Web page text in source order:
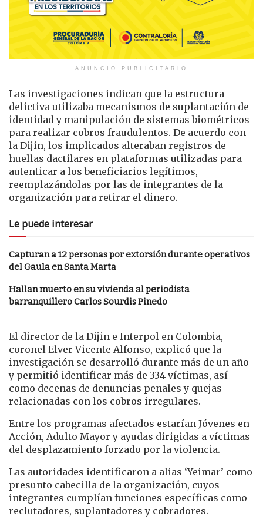
ANUNCIO PUBLICITARIO
Las investigaciones indican que la estructura
delictiva utilizaba mecanismos de suplantación de
identidad y manipulación de sistemas biométricos
para realizar cobros fraudulentos. De acuerdo con
la Dijin, los implicados alteraban registros de
huellas dactilares en plataformas utilizadas para
autenticar a los beneficiarios legítimos,
reemplazándolas por las de integrantes de la
organización para retirar el dinero.
Le puede interesar
Capturan a 12 personas por extorsión durante operativos
del Gaula en Santa Marta
Hallan muerto en su vivienda al periodista
barranquillero Carlos Sourdis Pinedo
El director de la Dijin e Interpol en Colombia,
coronel Elver Vicente Alfonso, explicó que la
investigación se desarrolló durante más de un año
y permitió identificar más de 334 víctimas, así
como decenas de denuncias penales y quejas
relacionadas con los cobros irregulares.
Entre los programas afectados estarían Jóvenes en
Acción, Adulto Mayor y ayudas dirigidas a víctimas
del desplazamiento forzado por la violencia.
Las autoridades identificaron a alias ‘Yeimar’ como
presunto cabecilla de la organización, cuyos
integrantes cumplían funciones específicas como
reclutadores, suplantadores y cobradores.